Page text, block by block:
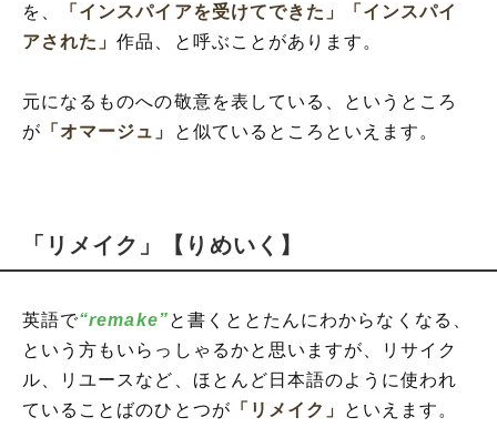
を、
「インスパイアを受けてできた」
「インスパイ
アされた」作品、と呼ぶことがあります。
元になるものへの敬意を表している、というところ
が 「オマージュ」 と似ているところといえます。
「リメイク」【りめいく】
英語で“remake”と書くととたんにわからなくなる、
という方もいらっしゃるかと思いますが、リサイク
ル、リユースなど、ほとんど日本語のように使われ
ていることばのひとつが 「リメイク」 といえます。